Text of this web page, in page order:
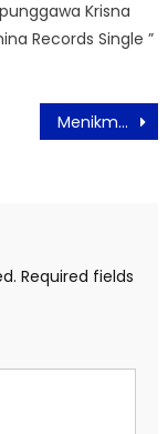
Krisna
Records Single ”
Menikmati Sensasi Tropis di Tengah Kota Dengan “Hawaiian BBQ” Vega Hotel Gading Serpong
Required fields